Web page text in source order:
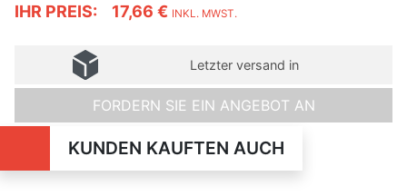
IHR PREIS: 17,66 € INKL. MWST.
Letzter versand in
FORDERN SIE EIN ANGEBOT AN
KUNDEN KAUFTEN AUCH